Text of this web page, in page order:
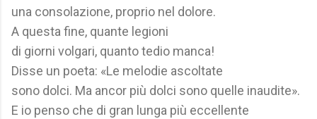
una consolazione, proprio nel dolore.
A questa fine, quante legioni
di giorni volgari, quanto tedio manca!
Disse un poeta: «Le melodie ascoltate
sono dolci. Ma ancor più dolci sono quelle inaudite».
E io penso che di gran lunga più eccellente